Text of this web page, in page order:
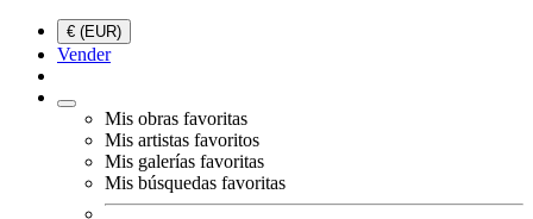
€ (EUR)
Vender
Mis obras favoritas
Mis artistas favoritos
Mis galerías favoritas
Mis búsquedas favoritas